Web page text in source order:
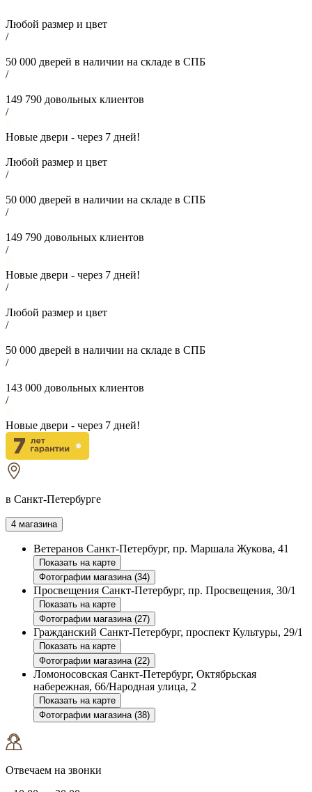
Любой размер и цвет
/
50 000 дверей в наличии на складе в СПБ
/
149 790 довольных клиентов
/
Новые двери - через 7 дней!
Любой размер и цвет
/
50 000 дверей в наличии на складе в СПБ
/
149 790 довольных клиентов
/
Новые двери - через 7 дней!
/
Любой размер и цвет
/
50 000 дверей в наличии на складе в СПБ
/
143 000 довольных клиентов
/
Новые двери - через 7 дней!
в Санкт-Петербурге
4 магазина
Ветеранов Санкт-Петербург, пр. Маршала Жукова, 41
Показать на карте
Фотографии магазина (34)
Просвещения Санкт-Петербург, пр. Просвещения, 30/1
Показать на карте
Фотографии магазина (27)
Гражданский Санкт-Петербург, проспект Культуры, 29/1
Показать на карте
Фотографии магазина (22)
Ломоносовская Санкт-Петербург, Октябрьская
набережная, 66/Народная улица, 2
Показать на карте
Фотографии магазина (38)
Отвечаем на звонки